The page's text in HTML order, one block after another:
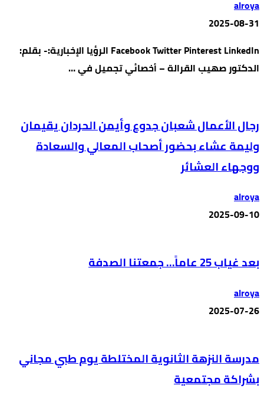
alroya
2025-08-31
Facebook Twitter Pinterest LinkedIn الرؤيا الإخبارية:- بقلم:
الدكتور صهيب القرالة – أخصائي تجميل في …
رجال الأعمال شعبان جدوع وأيمن الحردان يقيمان
وليمة عشاء بحضور أصحاب المعالي والسعادة
ووجهاء العشائر
alroya
2025-09-10
بعد غياب 25 عاماً… جمعتنا الصدفة
alroya
2025-07-26
مدرسة النزهة الثانوية المختلطة يوم طبي مجاني
بشراكة مجتمعية